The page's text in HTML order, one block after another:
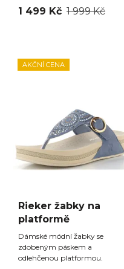
1 499 Kč 1 999 Kč
AKČNÍ CENA
Rieker žabky na
platformě
Dámské módní žabky se
zdobeným páskem a
odlehčenou platformou.